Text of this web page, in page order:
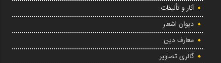
آثار و تألیفات
دیوان اشعار
معارف دین
گالری تصاویر